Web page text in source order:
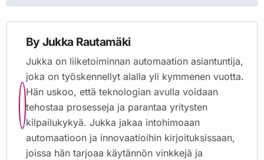
By Jukka Rautamäki
Jukka on liiketoiminnan automaation asiantuntija,
joka on työskennellyt alalla yli kymmenen vuotta.
Hän uskoo, että teknologian avulla voidaan
tehostaa prosesseja ja parantaa yritysten
kilpailukykyä. Jukka jakaa intohimoaan
automaatioon ja innovaatioihin kirjoituksissaan,
joissa hän tarjoaa käytännön vinkkejä ja